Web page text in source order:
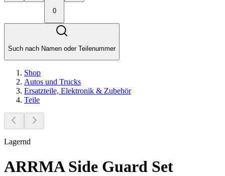
0
Such nach Namen oder Teilenummer
Shop
Autos und Trucks
Ersatzteile, Elektronik & Zubehör
Teile
Lagernd
ARRMA Side Guard Set